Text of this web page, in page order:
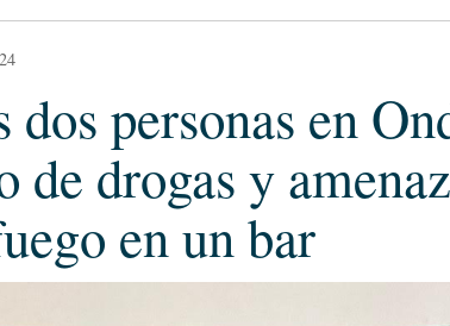
dos personas en
de drogas y
en un bar